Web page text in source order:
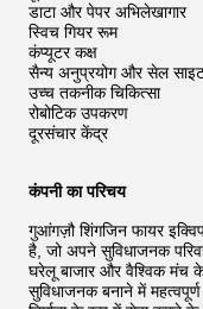
डाटा और पेपर अभिलेखागार
स्विच गियर रूम
कंप्यूटर कक्ष
सैन्य अनुप्रयोग और सेल
उच्च तकनीक चिकित्सा
रोबोटिक उपकरण
दूरसंचार केंद्र
कंपनी का परिचय
गुआंगज़ौ शिंगजिन फायर
है, जो अपने सुविधाजनक
घरेलू बाजार और वैश्विक मंच
सुविधाजनक बनाने में महत्वपूर्ण